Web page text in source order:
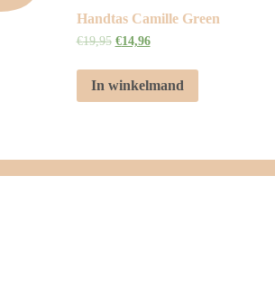
Handtas Camille Green
€19,95 €14,96
In winkelmand